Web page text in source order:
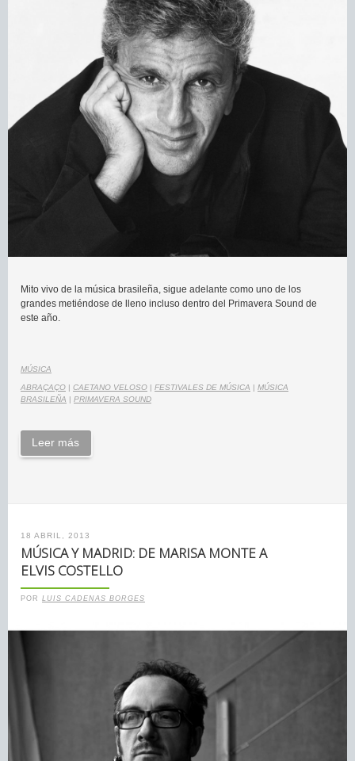
Mito vivo de la música brasileña, sigue adelante como uno de los
grandes metiéndose de lleno incluso dentro del Primavera Sound de
este año.
MÚSICA
ABRAÇAÇO | CAETANO VELOSO | FESTIVALES DE MÚSICA | MÚSICA
BRASILEÑA | PRIMAVERA SOUND
Leer más
18 ABRIL, 2013
MÚSICA Y MADRID: DE MARISA MONTE A
ELVIS COSTELLO
POR LUIS CADENAS BORGES